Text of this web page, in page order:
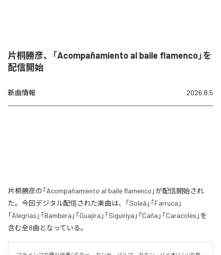
片桐勝彦、「Acompañamiento al baile flamenco」を
配信開始
新曲情報 2026.8.5
片桐勝彦の「Acompañamiento al baile flamenco」が配信開始され
た。今回デジタル配信された楽曲は、「Soleá」「Farruca」
「Alegrías」「Bambera」「Guajira」「Siguiriya」「Caña」「Caracoles」を
含む全8曲となっている。